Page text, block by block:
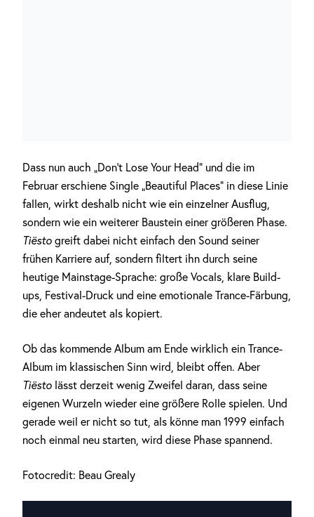
Dass nun auch „Don’t Lose Your Head“ und die im
Februar erschiene Single „Beautiful Places“ in diese Linie
fallen, wirkt deshalb nicht wie ein einzelner Ausflug,
sondern wie ein weiterer Baustein einer größeren Phase.
Tiësto greift dabei nicht einfach den Sound seiner
frühen Karriere auf, sondern filtert ihn durch seine
heutige Mainstage-Sprache: große Vocals, klare Build-
ups, Festival-Druck und eine emotionale Trance-Färbung,
die eher andeutet als kopiert.
Ob das kommende Album am Ende wirklich ein Trance-
Album im klassischen Sinn wird, bleibt offen. Aber
Tiësto lässt derzeit wenig Zweifel daran, dass seine
eigenen Wurzeln wieder eine größere Rolle spielen. Und
gerade weil er nicht so tut, als könne man 1999 einfach
noch einmal neu starten, wird diese Phase spannend.
Fotocredit: Beau Grealy